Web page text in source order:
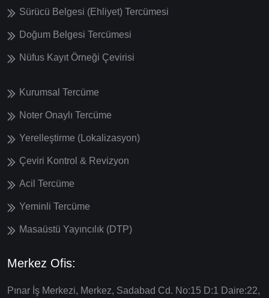
Sürücü Belgesi (Ehliyet) Tercümesi
Doğum Belgesi Tercümesi
Nüfus Kayıt Örneği Çevirisi
Kurumsal Tercüme
Noter Onaylı Tercüme
Yerelleştirme (Lokalizasyon)
Çeviri Kontrol & Revizyon
Acil Tercüme
Yeminli Tercüme
Masaüstü Yayıncılık (DTP)
Merkez Ofis:
Pınar İş Merkezi, Merkez, Sadabad Cd. No:15 D:1 Daire:22,